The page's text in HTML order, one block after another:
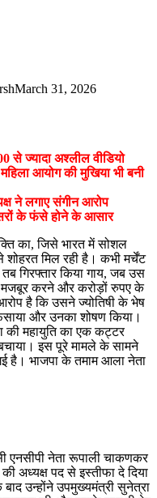
March 31, 2026
से ज्यादा अश्लील वीडियो
आयोग की मुखिया भी बनी
ने लगाए संगीन आरोप
के फंसे होने के आसार
का, जिसे भारत में सोशल
मिल रही है। कभी मर्चेंट
गिरफ्तार किया गाय, जब उस
मजबूर करने और करोड़ों रुपए के
है कि उसने ज्योतिषी के भेष
और उनका शोषण किया।
की महायुति का एक कट्टर
इस पूरे मामले के सामने
है। भाजपा के तमाम आला नेता
एनसीपी नेता रूपाली चाकणकर
अध्यक्ष पद से इस्तीफा दे दिया
उन्होंने उपमुख्यमंत्री सुनेत्रा